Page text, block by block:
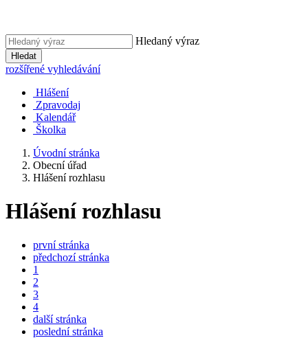
Hledaný výraz
Hledat
rozšířené vyhledávání
Hlášení
Zpravodaj
Kalendář
Školka
Úvodní stránka
Obecní úřad
Hlášení rozhlasu
Hlášení rozhlasu
první stránka
předchozí stránka
1
2
3
4
další stránka
poslední stránka